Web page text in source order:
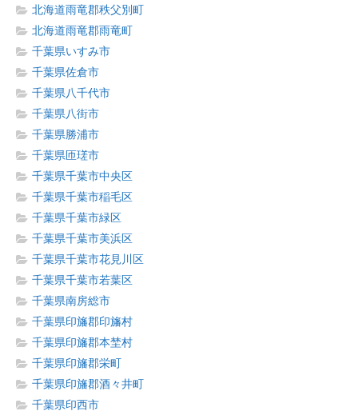
北海道雨竜郡秩父別町
北海道雨竜郡雨竜町
千葉県いすみ市
千葉県佐倉市
千葉県八千代市
千葉県八街市
千葉県勝浦市
千葉県匝瑳市
千葉県千葉市中央区
千葉県千葉市稲毛区
千葉県千葉市緑区
千葉県千葉市美浜区
千葉県千葉市花見川区
千葉県千葉市若葉区
千葉県南房総市
千葉県印旛郡印旛村
千葉県印旛郡本埜村
千葉県印旛郡栄町
千葉県印旛郡酒々井町
千葉県印西市